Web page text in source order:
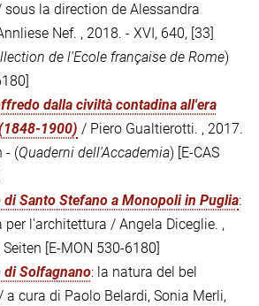
sous la direction de Alessandra
Nef. , 2018. - XVI, 640, [33]
de l'Ecole française de Rome)
dalla civiltà contadina all'era
1900) / Piero Gualtierotti. , 2017.
- (Quaderni dell'Accademia) [E-CAS
di Santo Stefano a Monopoli in Puglia:
per l'architettura / Angela Diceglie. ,
[E-MON 530-6180]
di Solfagnano: la natura del bel
a cura di Paolo Belardi, Sonia Merli,